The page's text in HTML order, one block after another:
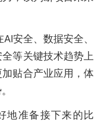
安全、数据安全、
等关键技术趋势上
贴合产业应用，体
准备接下来的比